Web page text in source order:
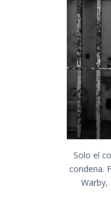
Solo el
condena.
Warby,